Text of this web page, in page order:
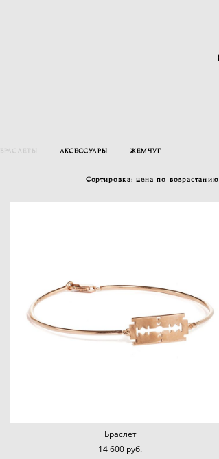
БРАСЛЕТЫ АКСЕССУАРЫ ЖЕМЧУГ
Сортировка: цена по возрастанию
Браслет
14 600 pуб.